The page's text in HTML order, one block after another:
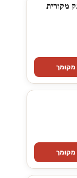
מקורית
מקומך
מקומך